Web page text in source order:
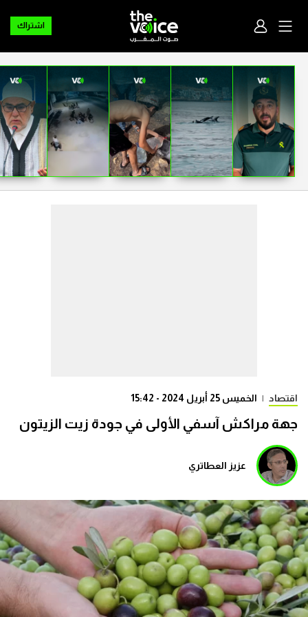
اشتراك
اقتصاد | الخميس 25 أبريل 2024 - 15:42
جهة مراكش آسفي الأولى في جودة زيت الزيتون
عزيز العطاتري